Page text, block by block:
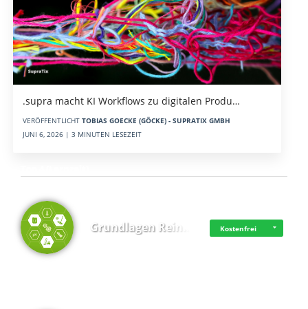
.supra macht KI Workflows zu digitalen Produ…
VERÖFFENTLICHT TOBIAS GOECKE (GÖCKE) - SUPRATIX GMBH
JUNI 6, 2026 | 3 MINUTEN LESEZEIT
Grundlagen Rein… Kostenfrei